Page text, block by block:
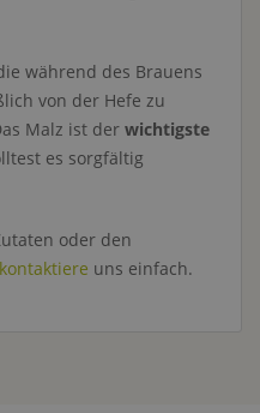
während des Brauens
von der Hefe zu
Malz ist der wichtigste
es sorgfältig
oder den
kontaktiere uns einfach.